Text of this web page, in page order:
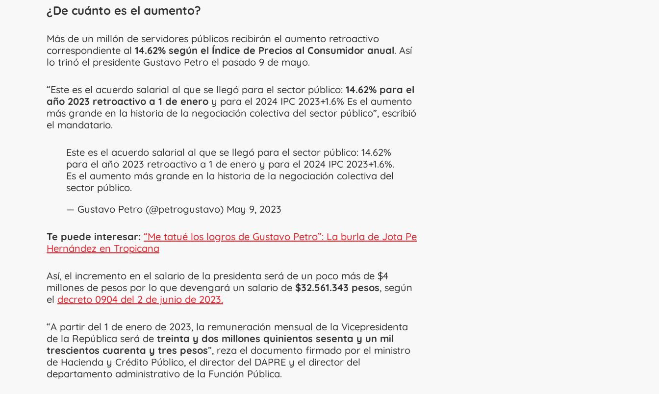
¿De cuánto es el aumento?
Más de un millón de servidores públicos recibirán el aumento retroactivo
correspondiente al 14.62% según el Índice de Precios al Consumidor anual. Así
lo trinó el presidente Gustavo Petro el pasado 9 de mayo.
“Este es el acuerdo salarial al que se llegó para el sector público: 14.62% para el
año 2023 retroactivo a 1 de enero y para el 2024 IPC 2023+1.6% Es el aumento
más grande en la historia de la negociación colectiva del sector público”, escribió
el mandatario.
Este es el acuerdo salarial al que se llegó para el sector público: 14.62%
para el año 2023 retroactivo a 1 de enero y para el 2024 IPC 2023+1.6%.
Es el aumento más grande en la historia de la negociación colectiva del
sector público.
— Gustavo Petro (@petrogustavo) May 9, 2023
Te puede interesar: “Me tatué los logros de Gustavo Petro”: La burla de Jota Pe
Hernández en Tropicana
Así, el incremento en el salario de la presidenta será de un poco más de $4
millones de pesos por lo que devengará un salario de $32.561.343 pesos, según
el decreto 0904 del 2 de junio de 2023.
“A partir del 1 de enero de 2023, la remuneración mensual de la Vicepresidenta
de la República será de treinta y dos millones quinientos sesenta y un mil
trescientos cuarenta y tres pesos”, reza el documento firmado por el ministro
de Hacienda y Crédito Público, el director del DAPRE y el director del
departamento administrativo de la Función Pública.